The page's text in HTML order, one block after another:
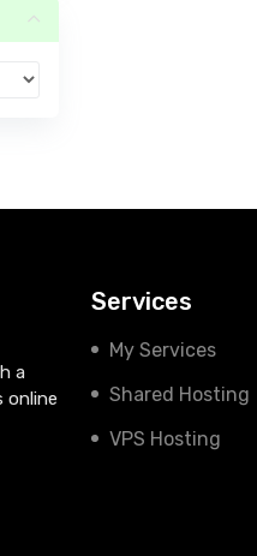
a
online
Services
My Services
Shared Hosting
VPS Hosting